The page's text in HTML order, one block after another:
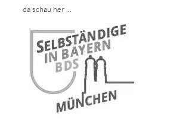
da schau her ...